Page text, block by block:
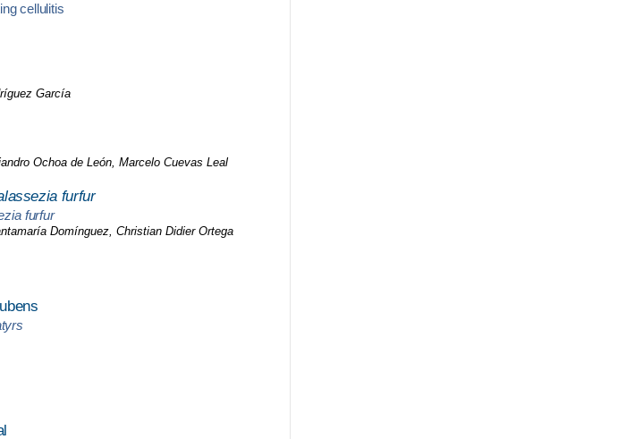
cellulitis
García
Ochoa de León, Marcelo Cuevas Leal
furfur
furfur
Domínguez, Christian Didier Ortega